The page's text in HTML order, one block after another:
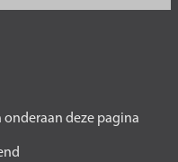
deze pagina